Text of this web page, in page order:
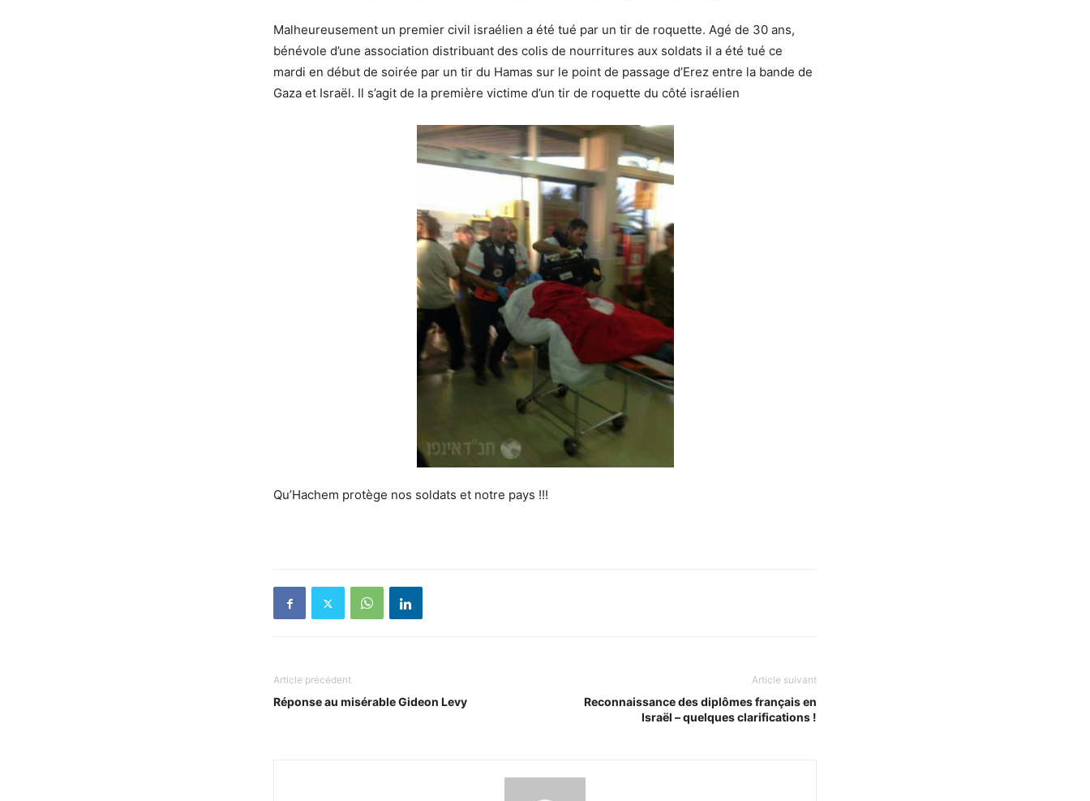
Malheureusement un premier civil israélien a été tué par un tir de roquette. Agé de 30 ans,
bénévole d’une association distribuant des colis de nourritures aux soldats il a été tué ce
mardi en début de soirée par un tir du Hamas sur le point de passage d’Erez entre la bande de
Gaza et Israël. Il s’agit de la première victime d’un tir de roquette du côté israélien
Qu’Hachem protège nos soldats et notre pays !!!
Article précédent
Réponse au misérable Gideon Levy
Article suivant
Reconnaissance des diplômes français en
Israël – quelques clarifications !